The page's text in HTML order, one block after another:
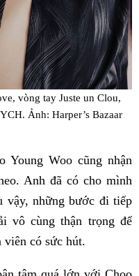
vòng tay Juste un Clou,
Ảnh: Harper’s Bazaar
Young Woo cũng nhận
Anh đã có cho mình
vậy, những bước đi tiếp
vô cùng thận trọng để
viên có sức hút.